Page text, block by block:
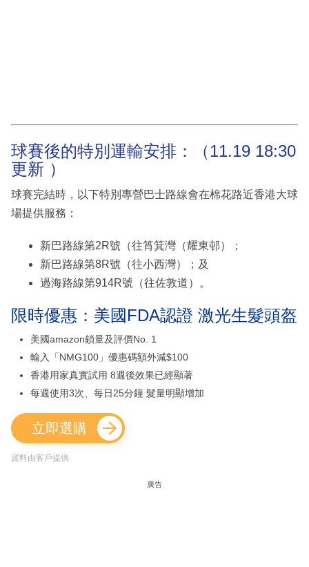
球賽後的特別運輸安排：（11.19 18:30
更新 ）
球賽完結時，以下特別專營巴士路線會在棉花路近香港大球
場提供服務：
新巴路線第2R號（往筲箕灣（耀東邨）；
新巴路線第8R號（往小西灣）；及
過海路線第914R號（往佐敦道）。
限時優惠：美國FDA認證 激光生髮頭盔
美國amazon鎖量及評價No. 1
輸入「NMG100」優惠碼額外減$100
香港用家真實試用 8週後效果已經顯著
每週使用3次、每日25分鐘 髮量明顯增加
立即選購
資料由客戶提供
廣告